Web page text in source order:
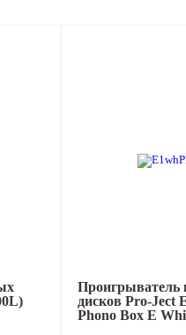
Проигрыватель
дисков Pro-Ject
Phono Box E